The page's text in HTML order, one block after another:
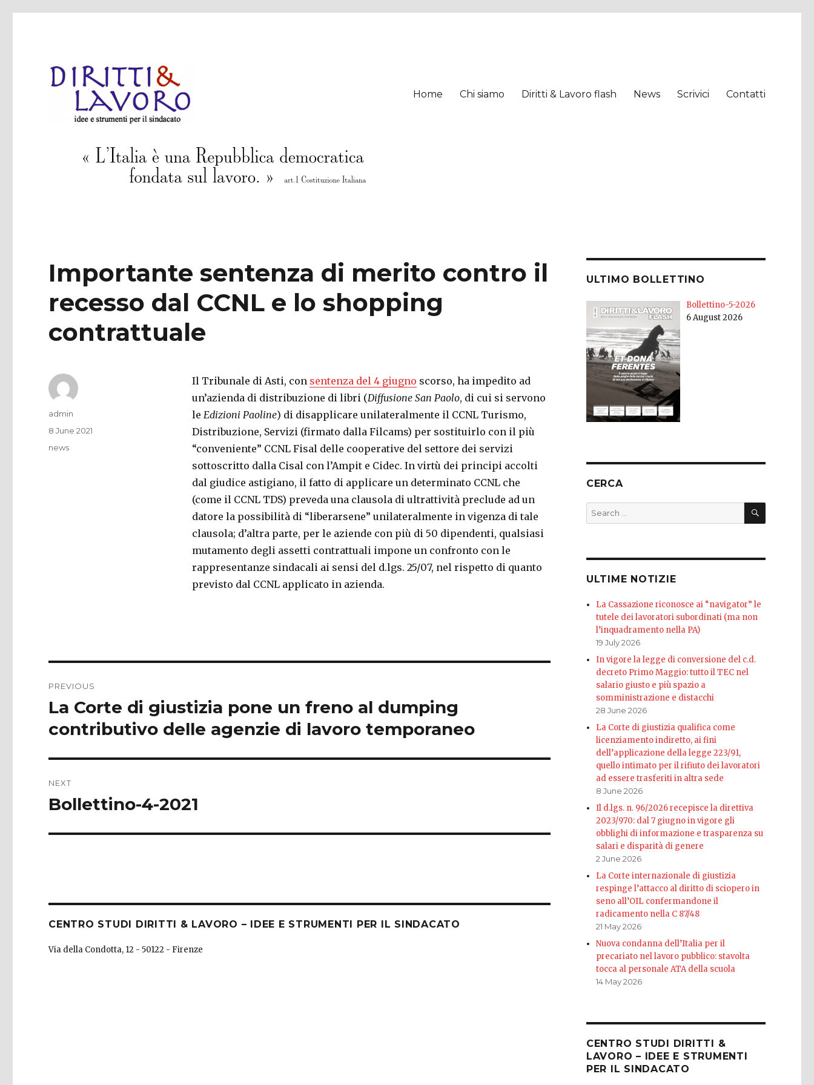
Diritti & Lavoro
Home Chi siamo Diritti & Lavoro flash News Scrivici Contatti
Importante sentenza di merito contro il
recesso dal CCNL e lo shopping
contrattuale
Il Tribunale di Asti, con sentenza del 4 giugno scorso, ha impedito ad
un’azienda di distribuzione di libri (Diffusione San Paolo, di cui si servono
le Edizioni Paoline) di disapplicare unilateralmente il CCNL Turismo,
Distribuzione, Servizi (firmato dalla Filcams) per sostituirlo con il più
“conveniente” CCNL Fisal delle cooperative del settore dei servizi
sottoscritto dalla Cisal con l’Ampit e Cidec. In virtù dei principi accolti
dal giudice astigiano, il fatto di applicare un determinato CCNL che
(come il CCNL TDS) preveda una clausola di ultrattività preclude ad un
datore la possibilità di “liberarsene” unilateralmente in vigenza di tale
clausola; d’altra parte, per le aziende con più di 50 dipendenti, qualsiasi
mutamento degli assetti contrattuali impone un confronto con le
rappresentanze sindacali ai sensi del d.lgs. 25/07, nel rispetto di quanto
previsto dal CCNL applicato in azienda.
Author
admin
Posted
8 June 2021
Categories
news
navigation
PREVIOUS
Previous
La Corte di giustizia pone un freno al dumping
contributivo delle agenzie di lavoro temporaneo
NEXT
Next
Bollettino-4-2021
CENTRO STUDI DIRITTI & LAVORO – IDEE E STRUMENTI PER IL SINDACATO
Via della Condotta, 12 - 50122 - Firenze
ULTIMO BOLLETTINO
Bollettino-5-2026
6 August 2026
CERCA
Search
for:
SEARCH
ULTIME NOTIZIE
La Cassazione riconosce ai “navigator” le
tutele dei lavoratori subordinati (ma non
l’inquadramento nella PA)
19 July 2026
In vigore la legge di conversione del c.d.
decreto Primo Maggio: tutto il TEC nel
salario giusto e più spazio a
somministrazione e distacchi
28 June 2026
La Corte di giustizia qualifica come
licenziamento indiretto, ai fini
dell’applicazione della legge 223/91,
quello intimato per il rifiuto dei lavoratori
ad essere trasferiti in altra sede
8 June 2026
Il d.lgs. n. 96/2026 recepisce la direttiva
2023/970: dal 7 giugno in vigore gli
obblighi di informazione e trasparenza su
salari e disparità di genere
2 June 2026
La Corte internazionale di giustizia
respinge l’attacco al diritto di sciopero in
seno all’OIL confermandone il
radicamento nella C 87/48
21 May 2026
Nuova condanna dell’Italia per il
precariato nel lavoro pubblico: stavolta
tocca al personale ATA della scuola
14 May 2026
CENTRO STUDI DIRITTI &
LAVORO – IDEE E STRUMENTI
PER IL SINDACATO